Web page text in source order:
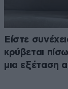
Είστε
κρύβεται
μια εξέταση